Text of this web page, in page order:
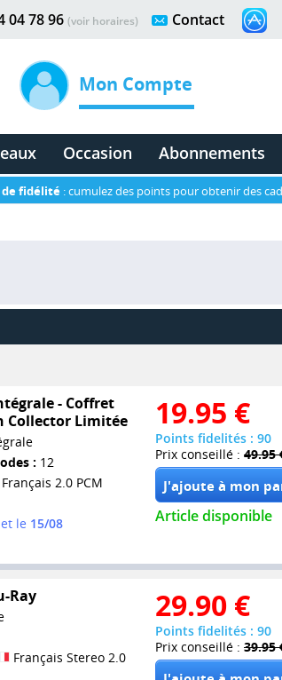
Contact
04 78 96 (voir horaires)
Mon Compte
Occasion Abonnements
fidélité : cumulez des points pour obtenir des
- Coffret
Collector Limitée
: 12
Français 2.0 PCM
le 15/08
19.95 €
Points fidelités : 90
Prix conseillé : 49.95
Article disponible
Ray
Français Stereo 2.0
29.90 €
Points fidelités : 90
Prix conseillé : 39.95